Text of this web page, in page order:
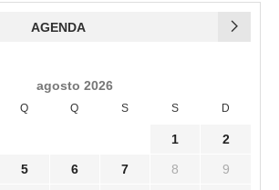
AGENDA
agosto 2026
Q Q S S D
1 2
5 6 7 8 9